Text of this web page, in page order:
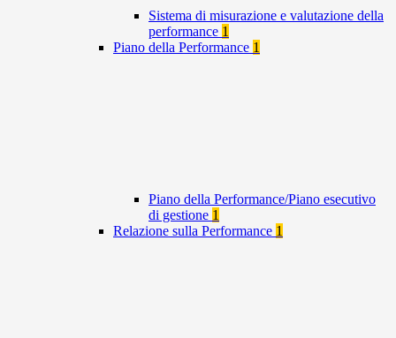
Sistema di misurazione e valutazione della
performance 1
Piano della Performance 1
Piano della Performance/Piano esecutivo
di gestione 1
Relazione sulla Performance 1